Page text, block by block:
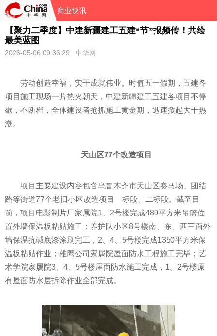
商业快讯
【聚力二季度】中建新疆建工五建“节”报频传！共绘
最美蓝图
2026-05-06 09:36:29 中华网
劳动创造幸福，实干成就伟业。时值五一假期，五建各
项目施工现场一片热火朝天，中建新疆建工五建各项目不停
歇，不断档，全体建设者抢抓施工黄金期，迅速掀起大干热
潮。
天山区77个改造项目
项目主要建设内容包含乌鲁木齐市天山区赛马场、团结
路等街道77个老旧小区改造项目一标段、二标段。截至目
前，项目电影制片厂家属院1、2号楼完成480平方米吊篮位
置外墙保温板粘贴施工；养护队小区8号楼南、东、西三面外
墙保温抗碱底漆涂刷完工，2、4、5号楼完成1350平方米保
温板粘贴作业；雄鹰公司家属院屋面防水工程施工完毕；艺
术学院家属院3、4、5号楼屋面防水施工完成，1、2号楼原
有屋面防水层拆除作业全部完成。